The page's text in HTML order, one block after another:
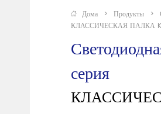
Дома > Продукты >
КЛАССИЧЕСКАЯ ПАЛКА
серия